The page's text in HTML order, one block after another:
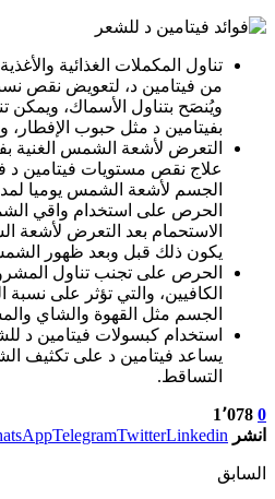
تناول المكملات الغذائية
من فيتامين د، لتعويض نقص
ويُنصَح بتناول الأسماك، ويمكن
بفيتامين د مثل حبوب الإفطار،
التعرض لأشعة الشمس الغنية
علاج نقص مستويات فيتامين
الجسم لأشعة الشمس يوميا
الحرص على استخدام واقي
الاستحمام بعد التعرض لأشعة
يكون ذلك قبل وبعد ظهور
الحرص على تجنب تناول
الكافيين، والتي تؤثر على
الجسم مثل القهوة والشاي
استخدام كبسولات فيتامين د
يساعد فيتامين د على تكثيف
التساقط.
0 1٬078
انشر
TelegramTwitterLinkedin
السابق